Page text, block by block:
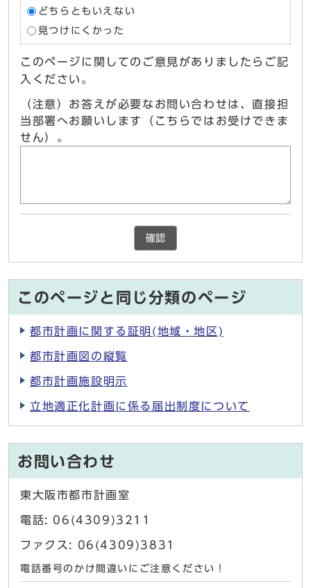
どちらともいえない
見つけにくかった
このページに関してのご意見がありましたらご記
入ください。
（注意）お答えが必要なお問い合わせは、直接担
当部署へお願いします（こちらではお受けできま
せん）。
確認
このページと同じ分類のページ
都市計画に関する証明(地域・地区)
都市計画図の縦覧
都市計画施設明示
立地適正化計画に係る届出制度について
お問い合わせ
東大阪市都市計画室
電話: 06(4309)3211
ファクス: 06(4309)3831
電話番号のかけ間違いにご注意ください！